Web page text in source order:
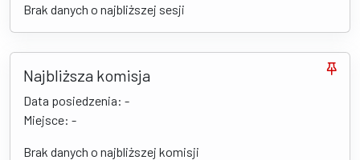
Brak danych o najbliższej sesji
Najbliższa komisja
Data posiedzenia: -
Miejsce: -
Brak danych o najbliższej komisji